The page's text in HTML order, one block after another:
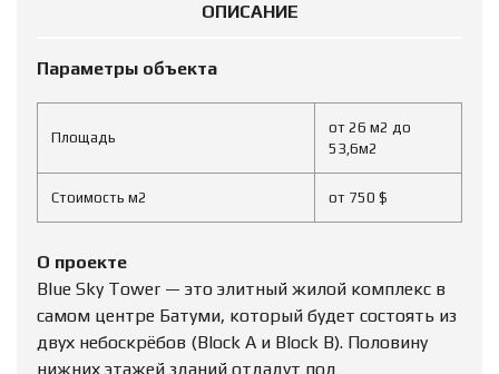
ОПИСАНИЕ
Параметры объекта
Площадь
от 26 м2 до
53,6м2
Стоимость м2 от 750 $
О проекте
Blue Sky Tower — это элитный жилой комплекс в
самом центре Батуми, который будет состоять из
двух небоскрёбов (Block A и Block B). Половину
нижних этажей зданий отдадут под